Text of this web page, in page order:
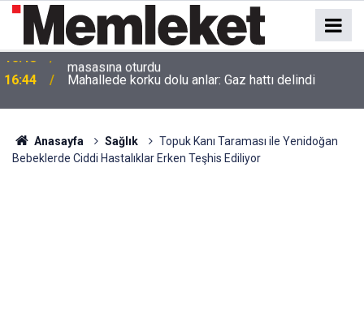
16:44 Mahallede korku dolu anlar: Gaz hattı delindi
Anasayfa Sağlık
Topuk Kanı Taraması ile Yenidoğan
Bebeklerde Ciddi Hastalıklar Erken Teşhis Ediliyor